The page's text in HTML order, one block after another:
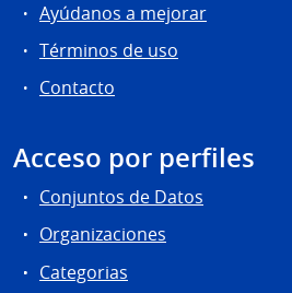
Ayúdanos a mejorar
Términos de uso
Contacto
Acceso por perfiles
Conjuntos de Datos
Organizaciones
Categorias